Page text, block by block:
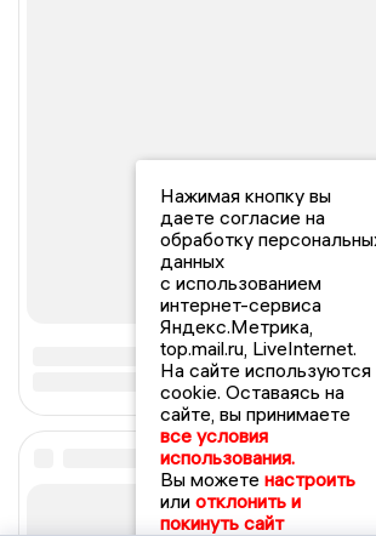
Нажимая кнопку вы
даете согласие на
обработку
данных
с использованием
интернет-сервиса
Яндекс.Метрика,
top.mail.ru, LiveInternet.
На сайте используются
cookie. Оставаясь на
сайте, вы принимаете
все условия
использования.
Вы можете настроить
или отклонить и
покинуть сайт